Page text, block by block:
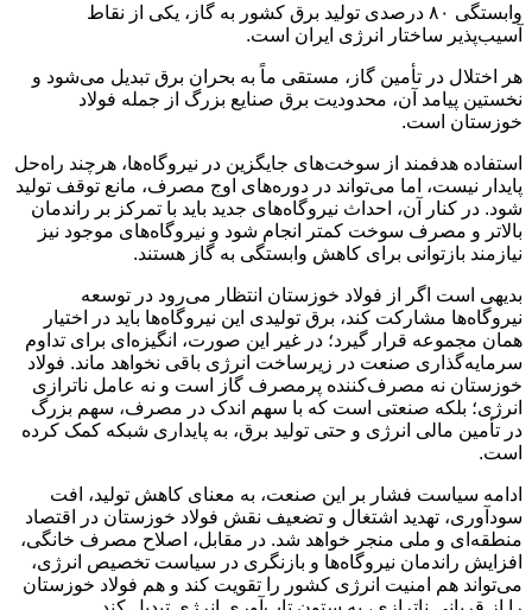
وابستگی ۸۰ درصدی تولید برق کشور به گاز، یکی از نقاط
آسیب‌پذیر ساختار انرژی ایران است.
هر اختلال در تأمین گاز، مستقی ماً به بحران برق تبدیل می‌شود و
نخستین پیامد آن، محدودیت برق صنایع بزرگ از جمله فولاد
خوزستان است.
استفاده هدفمند از سوخت‌های جایگزین در نیروگاه‌ها، هرچند راه‌حل
پایدار نیست، اما می‌تواند در دوره‌های اوج مصرف، مانع توقف تولید
شود. در کنار آن، احداث نیروگاه‌های جدید باید با تمرکز بر راندمان
بالاتر و مصرف سوخت کمتر انجام شود و نیروگاه‌های موجود نیز
نیازمند بازتوانی برای کاهش وابستگی به گاز هستند.
بدیهی است اگر از فولاد خوزستان انتظار می‌رود در توسعه
نیروگاه‌ها مشارکت کند، برق تولیدی این نیروگاه‌ها باید در اختیار
همان مجموعه قرار گیرد؛ در غیر این صورت، انگیزه‌ای برای تداوم
سرمایه‌گذاری صنعت در زیرساخت انرژی باقی نخواهد ماند. فولاد
خوزستان نه مصرف‌کننده پرمصرف گاز است و نه عامل ناترازی
انرژی؛ بلکه صنعتی است که با سهم اندک در مصرف، سهم بزرگ
در تأمین مالی انرژی و حتی تولید برق، به پایداری شبکه کمک کرده
است.
ادامه سیاست فشار بر این صنعت، به معنای کاهش تولید، افت
سودآوری، تهدید اشتغال و تضعیف نقش فولاد خوزستان در اقتصاد
منطقه‌ای و ملی منجر خواهد شد. در مقابل، اصلاح مصرف خانگی،
افزایش راندمان نیروگاه‌ها و بازنگری در سیاست تخصیص انرژی،
می‌تواند هم امنیت انرژی کشور را تقویت کند و هم فولاد خوزستان